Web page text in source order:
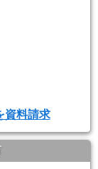
学習を目指しま
資料請求